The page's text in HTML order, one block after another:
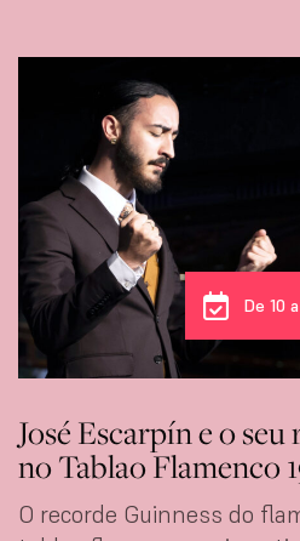
De 10
Paula Rodríguez está
Paula Rodríguez, pura